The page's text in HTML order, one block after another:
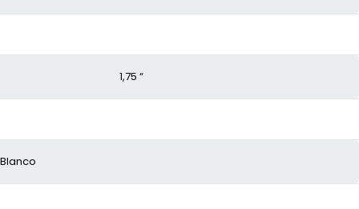
1,75 “
Blanco